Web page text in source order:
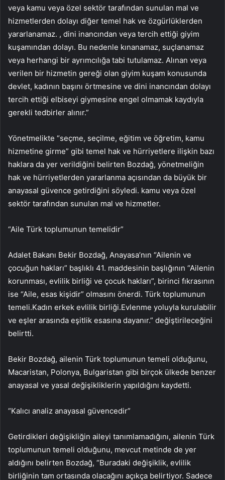
veya kamu veya özel sektör tarafından sunulan mal ve
hizmetlerden dolayı diğer temel hak ve özgürlüklerden
yararlanamaz. , dini inancından veya tercih ettiği giyim
kuşamından dolayı. Bu nedenle kınanamaz, suçlanamaz
veya herhangi bir ayrımcılığa tabi tutulamaz. Alınan veya
verilen bir hizmetin gereği olan giyim kuşam konusunda
devlet, kadının başını örtmesine ve dini inancından dolayı
tercih ettiği elbiseyi giymesine engel olmamak kaydıyla
gerekli tedbirler alınır.”
Yönetmelikte “seçme, seçilme, eğitim ve öğretim, kamu
hizmetine girme” gibi temel hak ve hürriyetlere ilişkin bazı
haklara da yer verildiğini belirten Bozdağ, yönetmeliğin
hak ve hürriyetlerden yararlanma açısından da büyük bir
anayasal güvence getirdiğini söyledi. kamu veya özel
sektör tarafından sunulan mal ve hizmetler.
“Aile Türk toplumunun temelidir”
Adalet Bakanı Bekir Bozdağ, Anayasa’nın “Ailenin ve
çocuğun hakları” başlıklı 41. maddesinin başlığının “Ailenin
korunması, evlilik birliği ve çocuk hakları”, birinci fıkrasının
ise “Aile, esas kişidir” olmasını önerdi. Türk toplumunun
temeli.Kadın erkek evlilik birliği.Evlenme yoluyla kurulabilir
ve eşler arasında eşitlik esasına dayanır.” değiştirileceğini
belirtti.
Bekir Bozdağ, ailenin Türk toplumunun temeli olduğunu,
Macaristan, Polonya, Bulgaristan gibi birçok ülkede benzer
anayasal ve yasal değişikliklerin yapıldığını kaydetti.
“Kalıcı analiz anayasal güvencedir”
Getirdikleri değişikliğin aileyi tanımlamadığını, ailenin Türk
toplumunun temeli olduğunu, mevcut metinde de yer
aldığını belirten Bozdağ, “Buradaki değişiklik, evlilik
birliğinin tam ortasında olacağını açıkça belirtiyor. Sadece